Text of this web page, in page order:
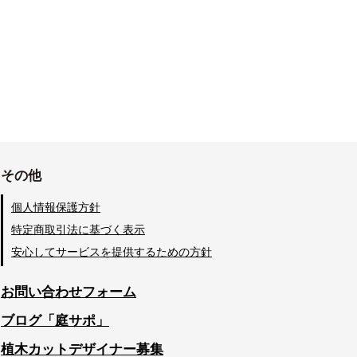
その他
個人情報保護方針
特定商取引法に基づく表示
安心してサービスを提供するための方針
お問い合わせフォーム
ブログ「庭サポ」
植木カットデザイナー募集